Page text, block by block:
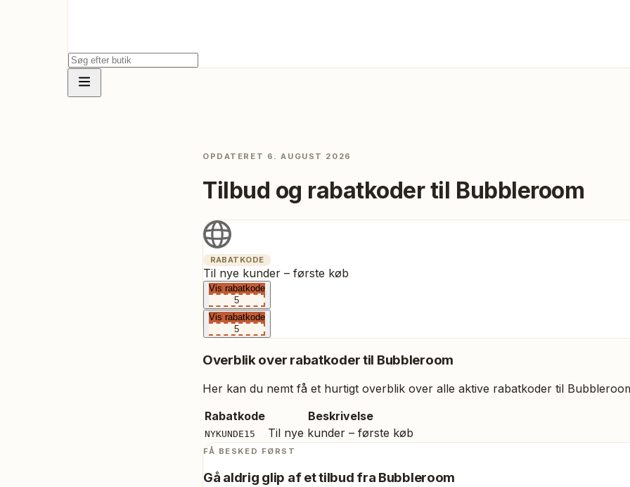
OPDATERET 6. AUGUST 2026
Tilbud og rabatkoder til Bubbleroom
RABATKODE
Til nye kunder – første køb
Vis rabatkode
5
Vis rabatkode
5
Overblik over rabatkoder til Bubbleroom
Her kan du nemt få et hurtigt overblik over alle aktive rabatkoder til
Rabatkode
Beskrivelse
NYKUNDE15 Til nye kunder – første køb
FÅ BESKED FØRST
Gå aldrig glip af et tilbud fra Bubbleroom